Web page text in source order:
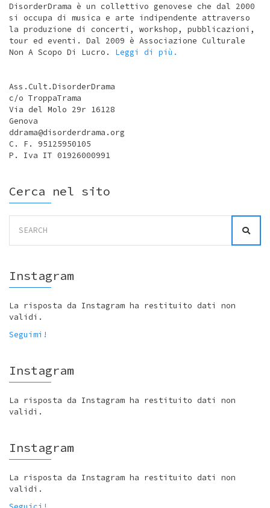
DisorderDrama è un collettivo genovese che dal 2000
si occupa di musica e arte indipendente attraverso
la produzione di concerti, workshop, pubblicazioni,
tour ed eventi. Dal 2009 è Associazione Culturale
Non A Scopo Di Lucro. Leggi di più.
Ass.Cult.DisorderDrama
c/o TroppaTrama
Via del Molo 29r 16128
Genova
ddrama@disorderdrama.org
C. F. 95125950105
P. Iva IT 01926000991
Cerca nel sito
for:
Instagram
La risposta da Instagram ha restituito dati non
validi.
Seguimi!
Instagram
La risposta da Instagram ha restituito dati non
validi.
Instagram
La risposta da Instagram ha restituito dati non
validi.